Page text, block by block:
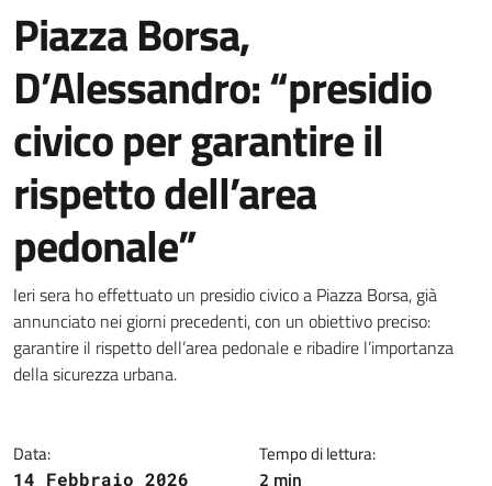
Piazza Borsa,
D’Alessandro: “presidio
civico per garantire il
rispetto dell’area
pedonale”
Dettagli della notizia
Ieri sera ho effettuato un presidio civico a Piazza Borsa, già
annunciato nei giorni precedenti, con un obiettivo preciso:
garantire il rispetto dell’area pedonale e ribadire l’importanza
della sicurezza urbana.
Data:
14 Febbraio 2026
Tempo di lettura:
2 min